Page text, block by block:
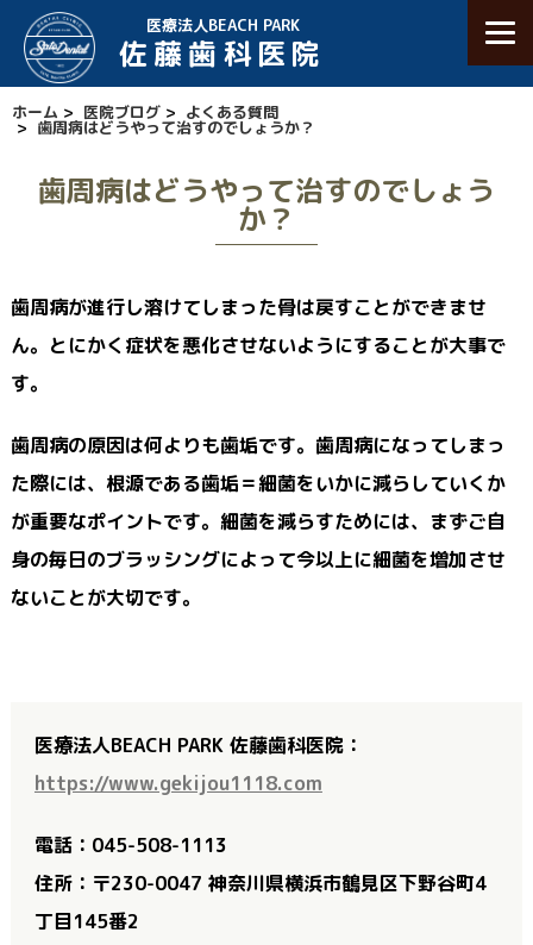
医療法人BEACH PARK
佐藤歯科医院
ホーム > 医院ブログ > よくある質問
> 歯周病はどうやって治すのでしょうか？
歯周病はどうやって治すのでしょう
か？
歯周病が進行し溶けてしまった骨は戻すことができませ
ん。とにかく症状を悪化させないようにすることが大事で
す。
歯周病の原因は何よりも歯垢です。歯周病になってしまっ
た際には、根源である歯垢＝細菌をいかに減らしていくか
が重要なポイントです。細菌を減らすためには、まずご自
身の毎日のブラッシングによって今以上に細菌を増加させ
ないことが大切です。
医療法人BEACH PARK 佐藤歯科医院：
https://www.gekijou1118.com
電話：045-508-1113
住所：〒230-0047 神奈川県横浜市鶴見区下野谷町4
丁目145番2